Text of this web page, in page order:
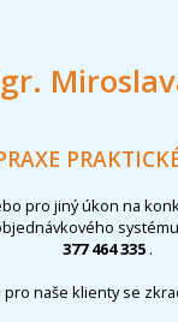
pro jiný úkon na
377 464 335 .
naše klienty se